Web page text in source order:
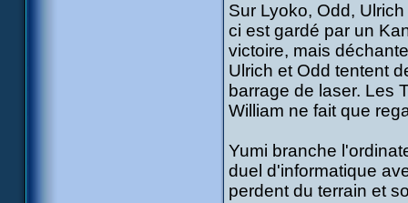
Sur Lyoko, Odd,
ci est gardé par un
victoire, mais
Ulrich et Odd tentent
barrage de laser. Les
William ne fait que
Yumi branche
duel d'informatique
perdent du terrain et